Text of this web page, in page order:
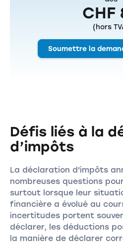
CHF
(hors
Soumettre la
Défis liés à la
d’impôts
La déclaration d'impôts
nombreuses questions
surtout lorsque leur
financière a évolué au
incertitudes portent
déclarer, les déductions
la manière de déclarer